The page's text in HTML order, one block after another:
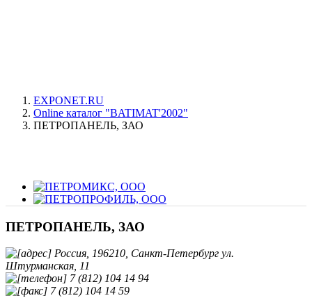
EXPONET.RU
Online каталог "BATIMAT'2002"
ПЕТРОПАНЕЛЬ, ЗАО
ПЕТРОПАНЕЛЬ, ЗАО
Россия, 196210, Санкт-Петербург ул.
Штурманская, 11
7 (812) 104 14 94
7 (812) 104 14 59